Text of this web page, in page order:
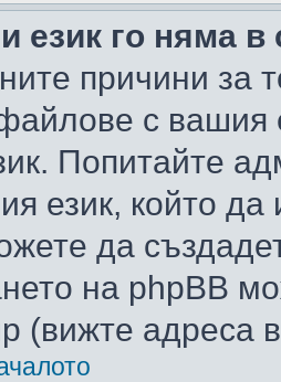
език го няма в
причини за
с вашия
Попитайте
език, който да
да
на phpBB
(вижте адреса